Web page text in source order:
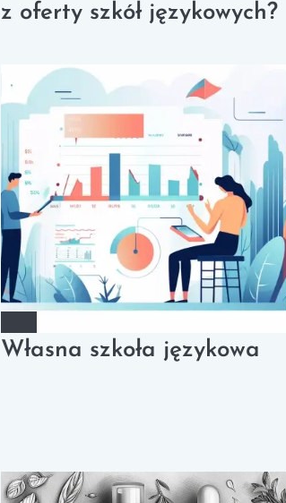
z oferty szkół językowych?
Własna szkoła językowa